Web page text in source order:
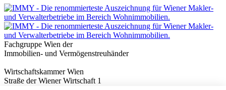
Fachgruppe Wien der
Immobilien- und Vermögenstreuhänder
Wirtschaftskammer Wien
Straße der Wiener Wirtschaft 1